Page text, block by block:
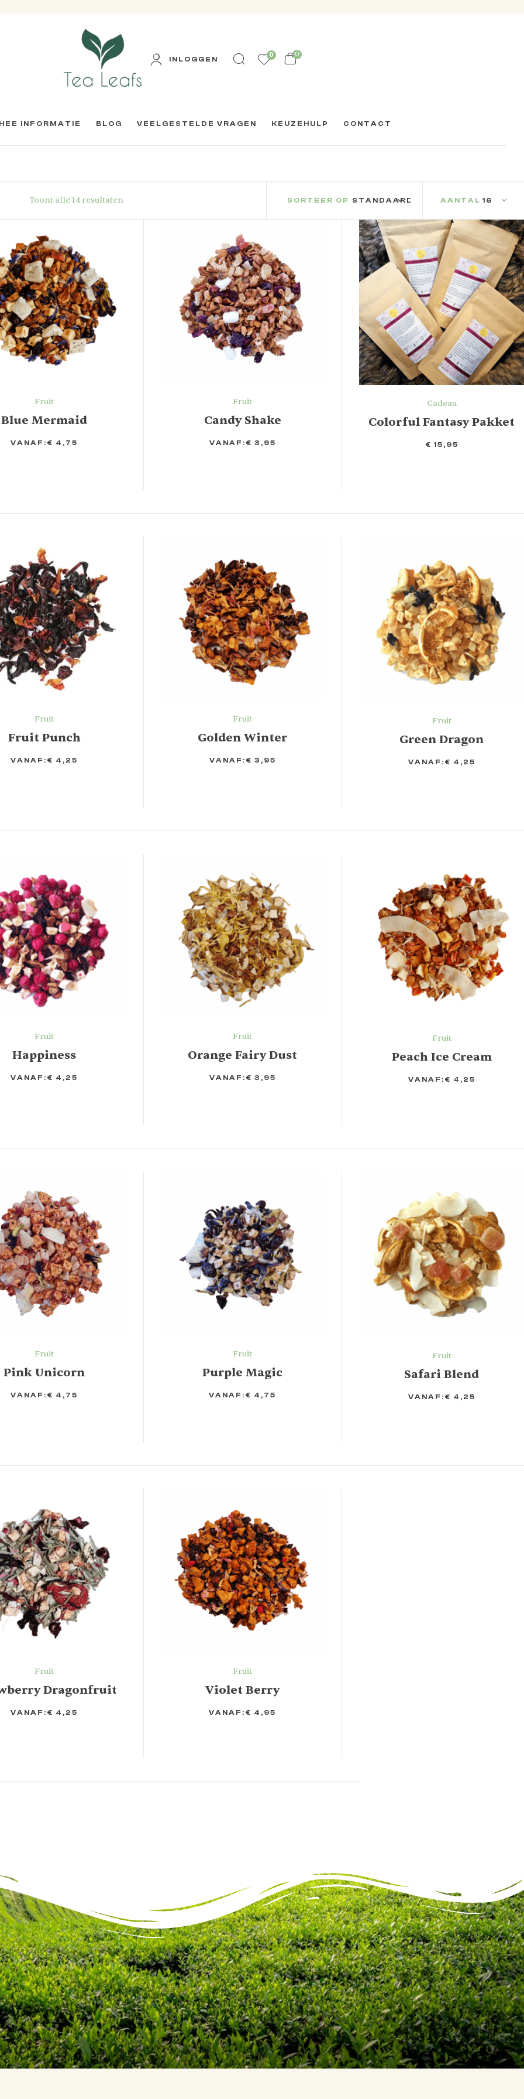
INLOGGEN 0 0
INFORMATIE BLOG VEELGESTELDE VRAGEN KEUZEHULP CONTACT
Toont alle 14 resultaten SORTEER OP AANTAL
Fruit
Blue Mermaid
VANAF: € 4,75
Fruit
Candy Shake
VANAF: € 3,95
Cadeau
Colorful Fantasy Pakket
€ 15,95
Fruit
Fruit Punch
VANAF: € 4,25
Fruit
Golden Winter
VANAF: € 3,95
Fruit
Green Dragon
VANAF: € 4,25
Fruit
Happiness
VANAF: € 4,25
Fruit
Orange Fairy Dust
VANAF: € 3,95
Fruit
Peach Ice Cream
VANAF: € 4,25
Fruit
Pink Unicorn
VANAF: € 4,75
Fruit
Purple Magic
VANAF: € 4,75
Fruit
Safari Blend
VANAF: € 4,25
Fruit
Dragonfruit
VANAF: € 4,25
Fruit
Violet Berry
VANAF: € 4,95